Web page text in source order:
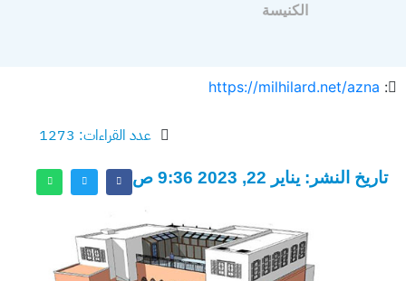
الكنيسة
:
https://milhilard.net/azna
عدد القراءات: 1273
تاريخ النشر: يناير 22, 2023 9:36 ص